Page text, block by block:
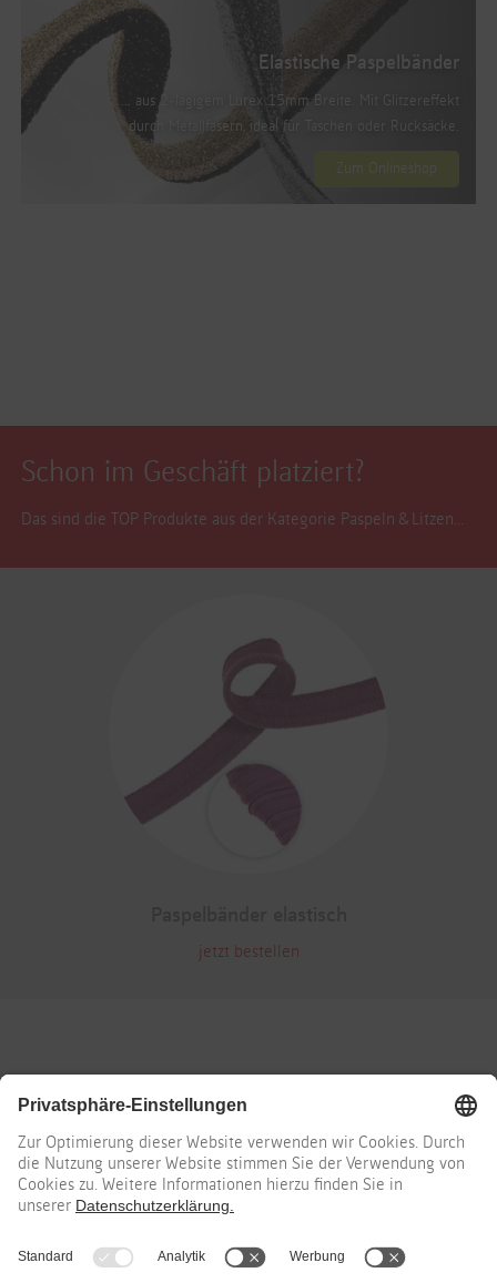
Elastische Paspelbänder
... aus 2-lagigem Lurex 15mm Breite. Mit Glitzereffekt
durch Metallfasern, ideal für Taschen oder Rucksäcke.
Zum Onlineshop
Schon im Geschäft platziert?
Das sind die TOP Produkte aus der Kategorie Paspeln & Litzen...
jetzt bestellen
Erfahren Sie mehr in unseren Social-Media-Kanälen